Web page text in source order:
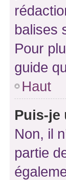
balises
Pour
guide
Haut
Puis-je
Non, il
partie